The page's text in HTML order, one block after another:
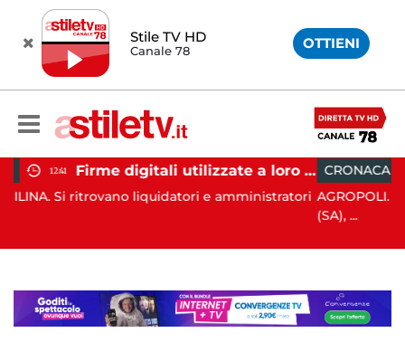
Stile TV HD
Canale 78 OTTIENI
Firme digitali utilizzate a loro insaputa: 9 indagati nel Vallo di Diano
e amministratori
CRONACA 11:33
AGROPOLI. Nella notte del 6 agosto